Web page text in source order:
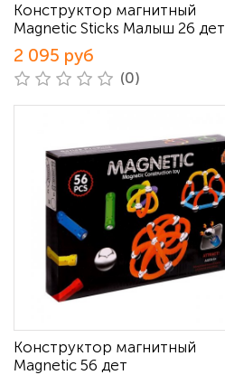
Конструктор магнитный
Magnetic Sticks Малыш 26 дет
2 095 руб
(0)
Конструктор магнитный
Magnetic 56 дет